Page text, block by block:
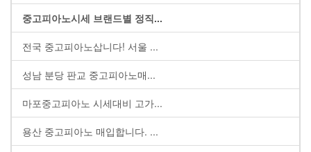
중고피아노시세 브랜드별 정직...
전국 중고피아노삽니다! 서울 ...
성남 분당 판교 중고피아노매...
마포중고피아노 시세대비 고가...
용산 중고피아노 매입합니다. ...